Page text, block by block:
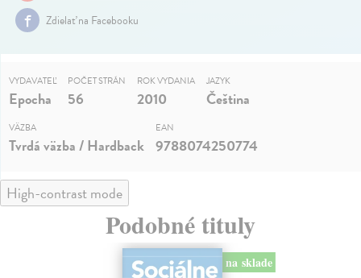
Zdielať na Facebooku
VYDAVATEĽ
Epocha
POČET STRÁN
56
ROK VYDANIA
2010
JAZYK
Čeština
VÄZBA
Tvrdá väzba / Hardback
EAN
9788074250774
High-contrast mode
Podobné tituly
na sklade